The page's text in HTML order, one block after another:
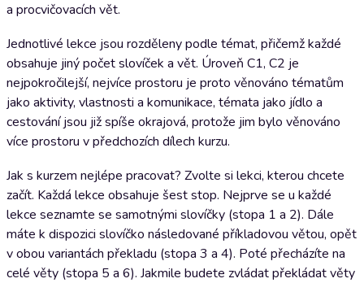
a procvičovacích vět.
Jednotlivé lekce jsou rozděleny podle témat, přičemž každé
obsahuje jiný počet slovíček a vět. Úroveň C1, C2 je
nejpokročilejší, nejvíce prostoru je proto věnováno tématům
jako aktivity, vlastnosti a komunikace, témata jako jídlo a
cestování jsou již spíše okrajová, protože jim bylo věnováno
více prostoru v předchozích dílech kurzu.
Jak s kurzem nejlépe pracovat? Zvolte si lekci, kterou chcete
začít. Každá lekce obsahuje šest stop. Nejprve se u každé
lekce seznamte se samotnými slovíčky (stopa 1 a 2). Dále
máte k dispozici slovíčko následované příkladovou větou, opět
v obou variantách překladu (stopa 3 a 4). Poté přecházíte na
celé věty (stopa 5 a 6). Jakmile budete zvládat překládat věty